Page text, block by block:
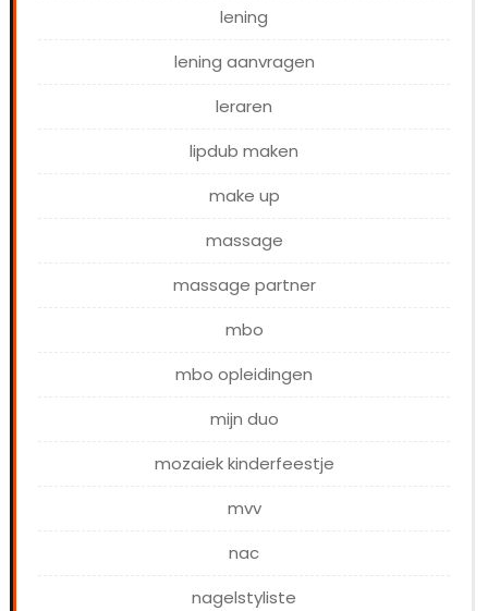
lening
lening aanvragen
leraren
lipdub maken
make up
massage
massage partner
mbo
mbo opleidingen
mijn duo
mozaiek kinderfeestje
mvv
nac
nagelstyliste